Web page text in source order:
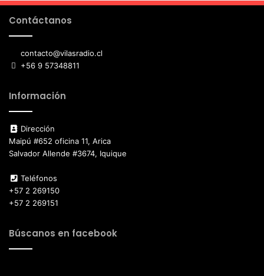
Contáctanos
contacto@vilasradio.cl
+56 9 57348811
Información
Dirección
Maipú #652 oficina 11, Arica
Salvador Allende #3674, Iquique
Teléfonos
+57 2 269150
+57 2 269151
Búscanos en facebook